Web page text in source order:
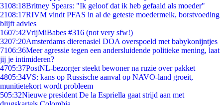
3108:18Britney Spears: "Ik geloof dat ik heb gefaald als moeder"
2108:17RIVM vindt PFAS in al de geteste moedermelk, borstvoeding
blijft advies
1607:42VrijMiBabes #316 (not very sfw!)
3207:20Amsterdams dierenasiel DOA overspoeld met babykonijntjes
7106:36Meer agressie tegen een andersluidende politieke mening, laat
jij je intimideren?
4705:37PostNL-bezorger steekt bewoner na ruzie over pakket
4805:34VS: kans op Russische aanval op NAVO-land groeit,
munitietekort wordt probleem
505:32Nieuwe president De la Espriella gaat strijd aan met